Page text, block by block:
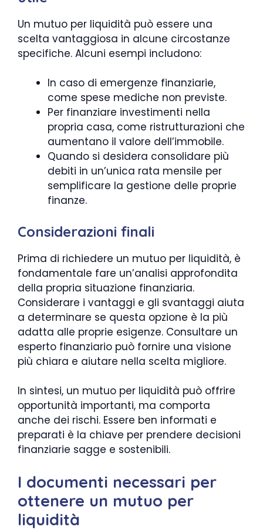
Un mutuo per liquidità può essere una
scelta vantaggiosa in alcune circostanze
specifiche. Alcuni esempi includono:
In caso di emergenze finanziarie,
come spese mediche non previste.
Per finanziare investimenti nella
propria casa, come ristrutturazioni che
aumentano il valore dell’immobile.
Quando si desidera consolidare più
debiti in un’unica rata mensile per
semplificare la gestione delle proprie
finanze.
Considerazioni finali
Prima di richiedere un mutuo per liquidità, è
fondamentale fare un’analisi approfondita
della propria situazione finanziaria.
Considerare i vantaggi e gli svantaggi aiuta
a determinare se questa opzione è la più
adatta alle proprie esigenze. Consultare un
esperto finanziario può fornire una visione
più chiara e aiutare nella scelta migliore.
In sintesi, un mutuo per liquidità può offrire
opportunità importanti, ma comporta
anche dei rischi. Essere ben informati e
preparati è la chiave per prendere decisioni
finanziarie sagge e sostenibili.
I documenti necessari per
ottenere un mutuo per
liquidità